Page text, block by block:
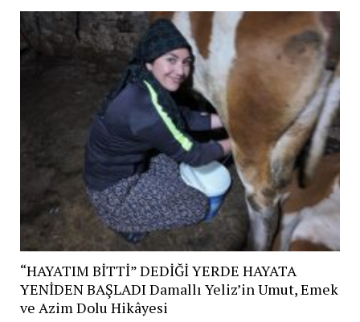
“HAYATIM BİTTİ” DEDİĞİ YERDE HAYATA
YENİDEN BAŞLADI Damallı Yeliz’in Umut, Emek
ve Azim Dolu Hikâyesi